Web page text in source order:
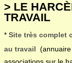
> LE
TRAVAIL
* Site très complet
au travail